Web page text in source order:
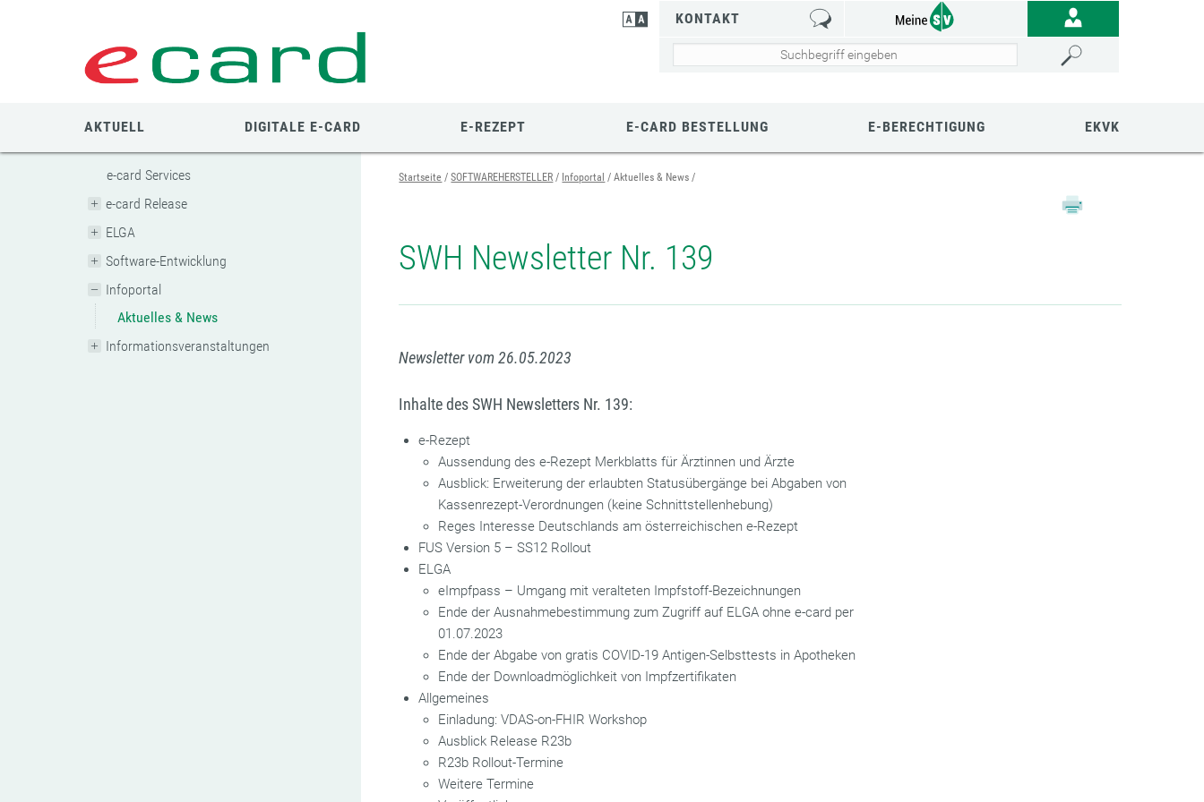
KONTAKT
AKTUELL DIGITALE E-CARD E-REZEPT E-CARD BESTELLUNG E-BERECHTIGUNG EKVK
e-card Services
e-card Release
ELGA
Software-Entwicklung
Infoportal
Aktuelles & News
Informationsveranstaltungen
Startseite SOFTWAREHERSTELLER Infoportal Aktuelles & News
SWH Newsletter Nr. 139
Newsletter vom 26.05.2023
Inhalte des SWH Newsletters Nr. 139:
e-Rezept
Aussendung des e-Rezept Merkblatts für Ärztinnen und Ärzte
Ausblick: Erweiterung der erlaubten Statusübergänge bei Abgaben von
Kassenrezept-Verordnungen (keine Schnittstellenhebung)
Reges Interesse Deutschlands am österreichischen e-Rezept
FUS Version 5 – SS12 Rollout
ELGA
eImpfpass – Umgang mit veralteten Impfstoff-Bezeichnungen
Ende der Ausnahmebestimmung zum Zugriff auf ELGA ohne e-card per
01.07.2023
Ende der Abgabe von gratis COVID-19 Antigen-Selbsttests in Apotheken
Ende der Downloadmöglichkeit von Impfzertifikaten
Allgemeines
Einladung: VDAS-on-FHIR Workshop
Ausblick Release R23b
R23b Rollout-Termine
Weitere Termine